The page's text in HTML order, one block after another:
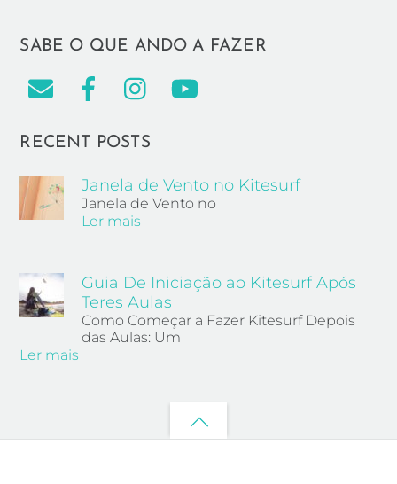
SABE O QUE ANDO A FAZER
RECENT POSTS
Janela de Vento no Kitesurf
Janela de Vento no
Ler mais
Guia De Iniciação ao Kitesurf Após
Teres Aulas
Como Começar a Fazer Kitesurf Depois
das Aulas: Um
Ler mais
Back